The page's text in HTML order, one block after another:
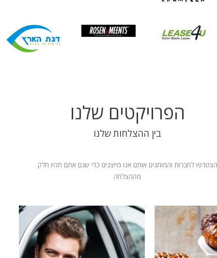
הפרויקטים שלנו
בין ההצלחות שלנו
הצטרפו לחברות והמותגים אותם אנו מייצגים כדי שגם אתם תהיו חלק
מההצלחה